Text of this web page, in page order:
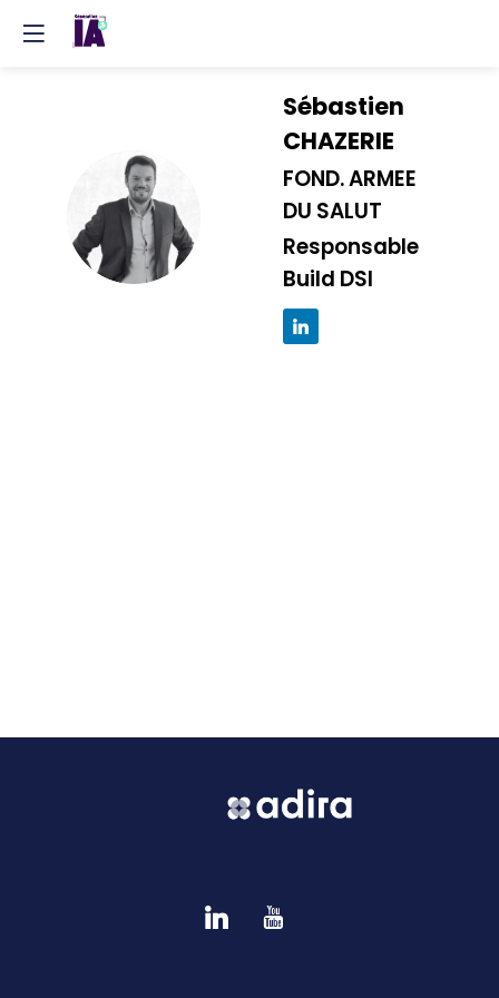
SC
Sébastien
CHAZERIE
FOND. ARMEE
DU SALUT
Responsable
Build DSI